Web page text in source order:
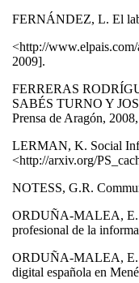
FERNÁNDEZ, L. El
<http://
2009].
FERRERAS
SABÉS TURNO Y
Prensa de Aragón,
LERMAN, K. Social
<http://arxiv.org/
NOTESS, G.R.
ORDUÑA-MALEA, E.
profesional de la
ORDUÑA-MALEA, E. y
digital española en